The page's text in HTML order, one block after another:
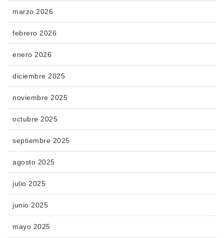
marzo 2026
febrero 2026
enero 2026
diciembre 2025
noviembre 2025
octubre 2025
septiembre 2025
agosto 2025
julio 2025
junio 2025
mayo 2025